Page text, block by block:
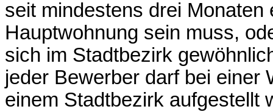
seit mindestens drei
Hauptwohnung sein muss,
sich im Stadtbezirk
jeder Bewerber darf bei einer
einem Stadtbezirk aufgestellt